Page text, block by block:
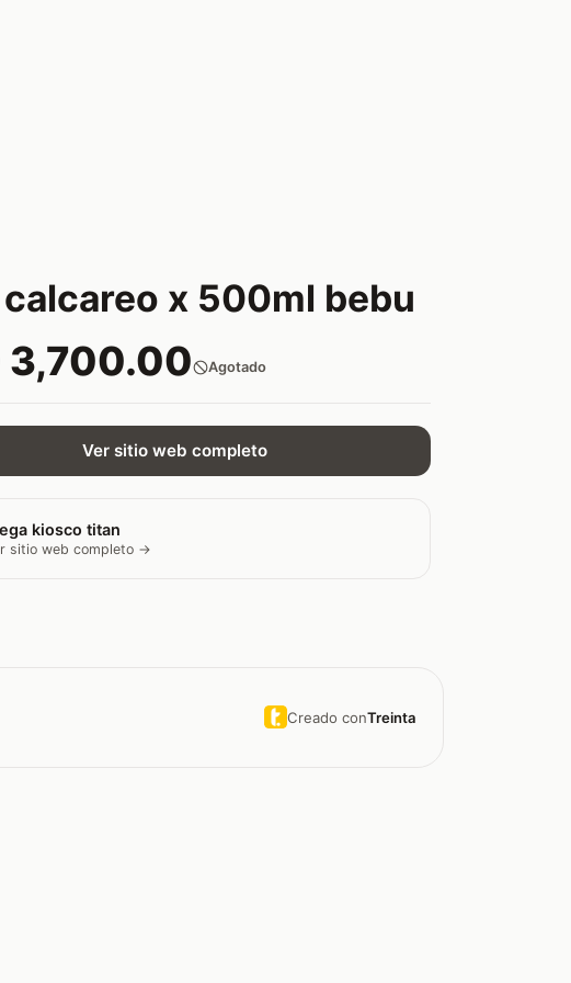
x 500ml bebu
3,700.00 Agotado
Ver sitio web completo
kiosco titan
sitio web completo →
Creado conTreinta